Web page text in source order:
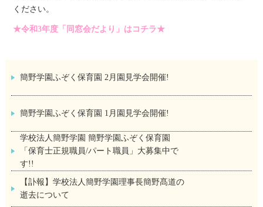
ください。
★令和3年度「同窓会だより」はコチラ★
簡野学園ふぞく保育園 2月園見学会開催!
簡野学園ふぞく保育園 1月園見学会開催!
学校法人簡野学園 簡野学園ふぞく保育園
「保育士正規職員/パート職員」大募集中で
す!!
【訃報】学校法人簡野学園理事長簡野髙道の
逝去について